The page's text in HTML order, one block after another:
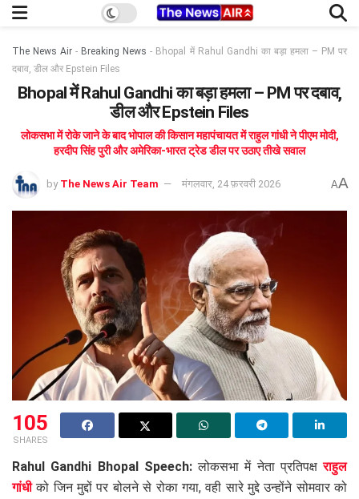
The News Air - Breaking News - Bhopal में Rahul Gandhi का बड़ा हमला – PM पर
दबाव, डील और Epstein Files
Bhopal में Rahul Gandhi का बड़ा हमला – PM पर दबाव,
डील और Epstein Files
लोकसभा में रोके जाने के बाद भोपाल की किसान महापंचायत में राहुल गांधी ने पीएम मोदी,
हरदीप सिंह पुरी और अमेरिका-भारत ट्रेड डील पर उठाए तीखे सवाल
by The News Air Team मंगलवार, 24 फ़रवरी 2026 AA
105
SHARES
Rahul Gandhi Bhopal Speech:लोकसभा में नेता प्रतिपक्षराहुल
गांधीको जिन मुद्दों पर बोलने से रोका गया, वही सारे मुद्दे उन्होंने सोमवार को